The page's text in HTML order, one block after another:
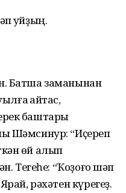
ҡуйҙың.
Батша заманынан
ҡайтҡас,
баштары
Шәмсинур: “Иҫереп
өй алып
Тегеһе: “Ҡоҙоғо шәп
рәхәтен күрегеҙ.